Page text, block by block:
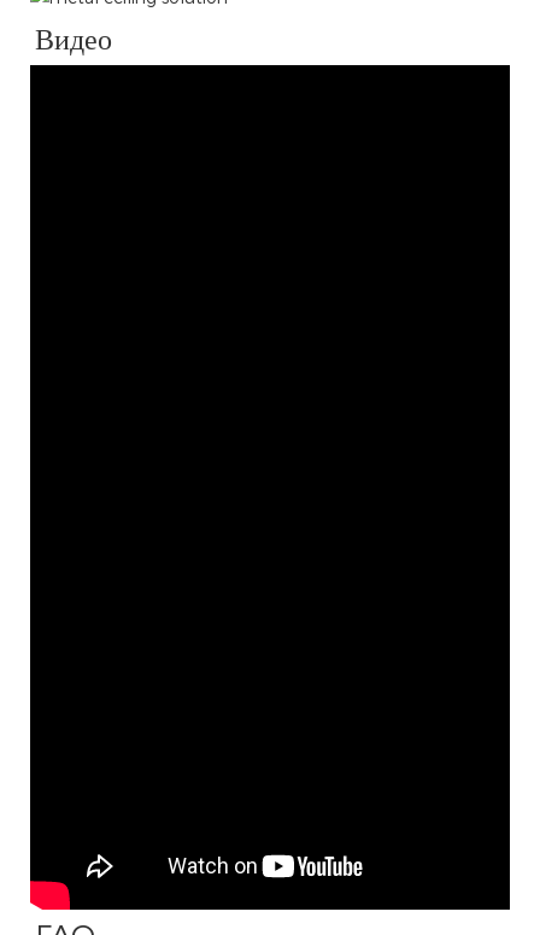
Видео